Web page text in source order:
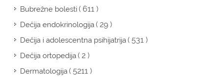
Bubrežne bolesti( 611 )
Dečija endokrinologija( 29 )
Dečija i adolescentna psihijatrija( 531 )
Dečija ortopedija( 2 )
Dermatologija( 5211 )